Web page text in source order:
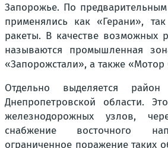
Запорожье. По
применялись как «Герани»,
ракеты. В качестве возможных
называются промышленная
«Запорожстали», а также «Мотор
Отдельно выделяется
Днепропетровской области.
железнодорожных узлов,
снабжение восточного
ограниченное поражение таких